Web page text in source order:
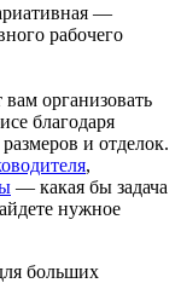
—
рабочего
организовать
благодаря
и отделок.
,
— какая бы задача
нужное
больших